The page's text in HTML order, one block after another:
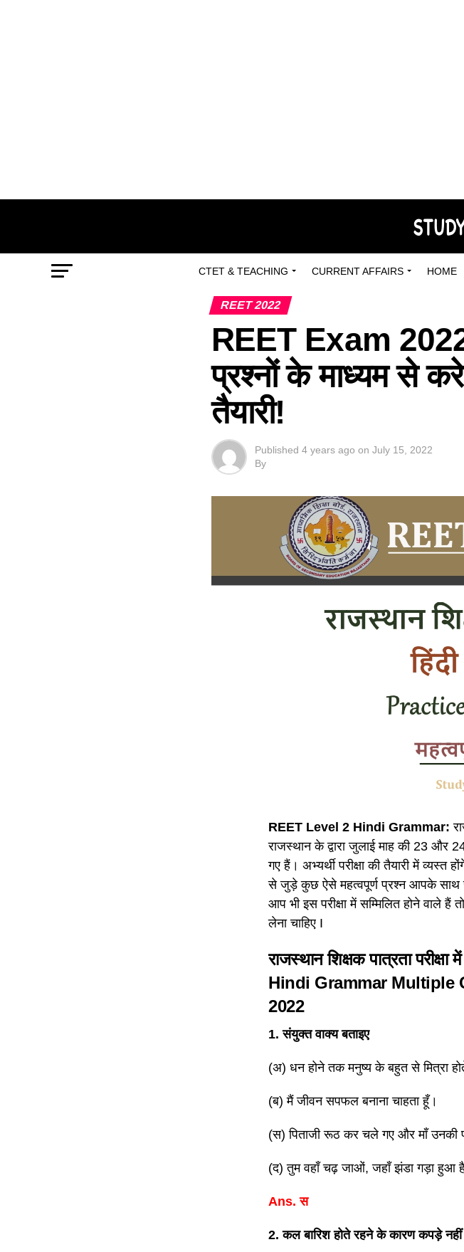
CTET & TEACHING CURRENT AFFAIRS HOME
REET 2022
REET Exam
प्रश्नों के माध्यम से करे
तैयारी!
Published 4 years ago on July 15, 2022
By
REET Level 2 Hindi Grammar:
राजस्थान के द्वारा जुलाई माह की 23 और
गए हैं। अभ्यर्थी परीक्षा की तैयारी में व्यस्त
से जुड़े कुछ ऐसे महत्वपूर्ण प्रश्न आपके साथ
आप भी इस परीक्षा में सम्मिलित होने वाले हैं
लेना चाहिए I
राजस्थान शिक्षक पात्रता
Hindi Grammar Multiple
2022
1. संयुक्त वाक्य बताइए
(अ) धन होने तक मनुष्य के बहुत से मित्रा
(ब) मैं जीवन सपफल बनाना चाहता हूँ।
(स) पिताजी रूठ कर चले गए और माँ उनकी
(द) तुम वहाँ चढ़ जाओं, जहाँ झंडा गड़ा हुआ
Ans. स
2. कल बारिश होते रहने के कारण कपड़े